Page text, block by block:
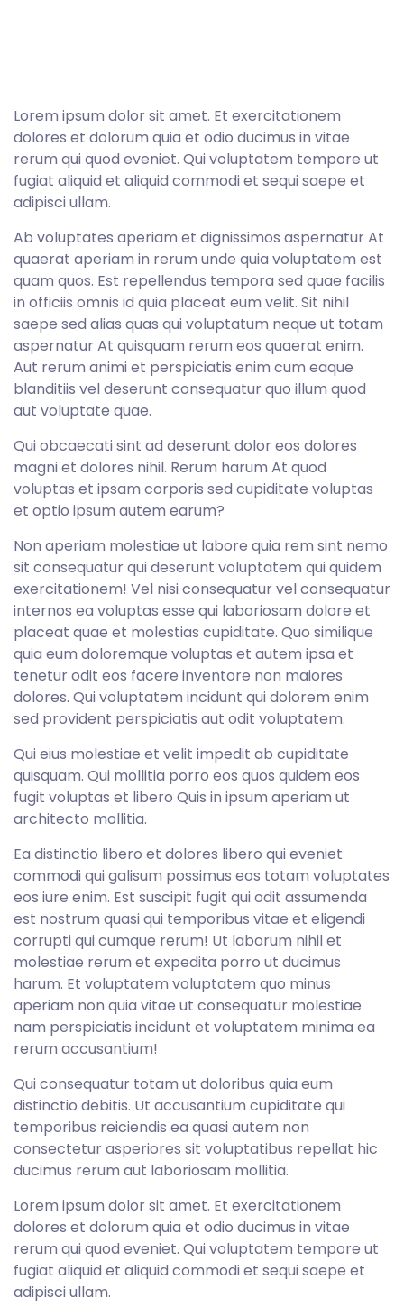
Lorem ipsum dolor sit amet. Et exercitationem
dolores et dolorum quia et odio ducimus in vitae
rerum qui quod eveniet. Qui voluptatem tempore ut
fugiat aliquid et aliquid commodi et sequi saepe et
adipisci ullam.
Ab voluptates aperiam et dignissimos aspernatur At
quaerat aperiam in rerum unde quia voluptatem est
quam quos. Est repellendus tempora sed quae facilis
in officiis omnis id quia placeat eum velit. Sit nihil
saepe sed alias quas qui voluptatum neque ut totam
aspernatur At quisquam rerum eos quaerat enim.
Aut rerum animi et perspiciatis enim cum eaque
blanditiis vel deserunt consequatur quo illum quod
aut voluptate quae.
Qui obcaecati sint ad deserunt dolor eos dolores
magni et dolores nihil. Rerum harum At quod
voluptas et ipsam corporis sed cupiditate voluptas
et optio ipsum autem earum?
Non aperiam molestiae ut labore quia rem sint nemo
sit consequatur qui deserunt voluptatem qui quidem
exercitationem! Vel nisi consequatur vel consequatur
internos ea voluptas esse qui laboriosam dolore et
placeat quae et molestias cupiditate. Quo similique
quia eum doloremque voluptas et autem ipsa et
tenetur odit eos facere inventore non maiores
dolores. Qui voluptatem incidunt qui dolorem enim
sed provident perspiciatis aut odit voluptatem.
Qui eius molestiae et velit impedit ab cupiditate
quisquam. Qui mollitia porro eos quos quidem eos
fugit voluptas et libero Quis in ipsum aperiam ut
architecto mollitia.
Ea distinctio libero et dolores libero qui eveniet
commodi qui galisum possimus eos totam voluptates
eos iure enim. Est suscipit fugit qui odit assumenda
est nostrum quasi qui temporibus vitae et eligendi
corrupti qui cumque rerum! Ut laborum nihil et
molestiae rerum et expedita porro ut ducimus
harum. Et voluptatem voluptatem quo minus
aperiam non quia vitae ut consequatur molestiae
nam perspiciatis incidunt et voluptatem minima ea
rerum accusantium!
Qui consequatur totam ut doloribus quia eum
distinctio debitis. Ut accusantium cupiditate qui
temporibus reiciendis ea quasi autem non
consectetur asperiores sit voluptatibus repellat hic
ducimus rerum aut laboriosam mollitia.
Lorem ipsum dolor sit amet. Et exercitationem
dolores et dolorum quia et odio ducimus in vitae
rerum qui quod eveniet. Qui voluptatem tempore ut
fugiat aliquid et aliquid commodi et sequi saepe et
adipisci ullam.